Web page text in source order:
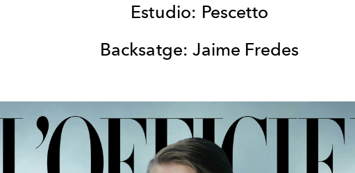
Estudio: Pescetto
Backsatge: Jaime Fredes